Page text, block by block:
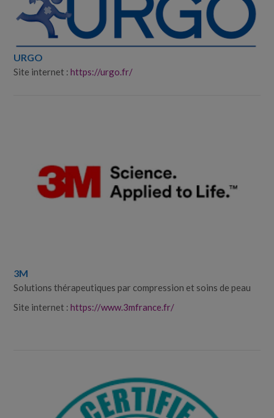
URGO
Site internet :https://urgo.fr/
3M
Solutions thérapeutiques par compression et soins de peau
Site internet :https://www.3mfrance.fr/